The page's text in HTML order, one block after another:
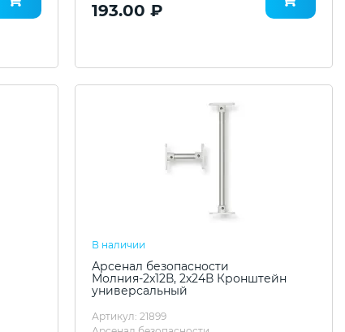
193.00 ₽
В наличии
Арсенал безопасности
Молния-2x12В, 2х24В Кронштейн
универсальный
Артикул: 21899